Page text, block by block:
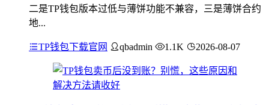
二是TP钱包版本过低与薄饼功能不兼容，三是薄饼合约
地...
TP钱包下载官网 qbadmin 1.1K 2026-08-07